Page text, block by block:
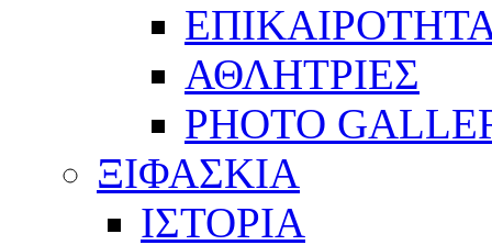
ΑΘΛΗΤΡΙΕΣ
PHOTO
ΞΙΦΑΣΚΙΑ
ΙΣΤΟΡΙΑ